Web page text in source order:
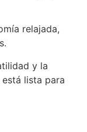
relajada,
y la
lista para